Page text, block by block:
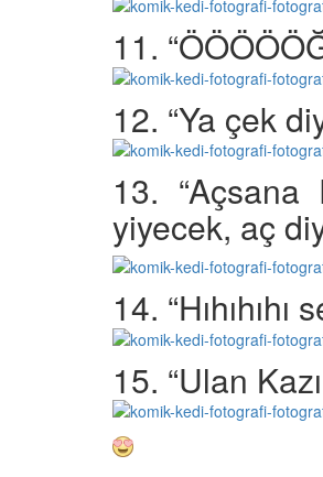
11.
12. “Ya çek
13.
yiyecek, aç
14.
15. “Ulan